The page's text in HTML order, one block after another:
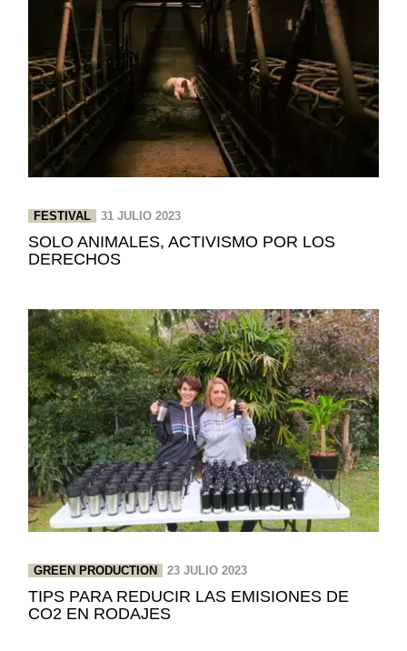
FESTIVAL 31 JULIO 2023
SOLO ANIMALES, ACTIVISMO POR LOS
DERECHOS
GREEN PRODUCTION 23 JULIO 2023
TIPS PARA REDUCIR LAS EMISIONES DE
CO2 EN RODAJES